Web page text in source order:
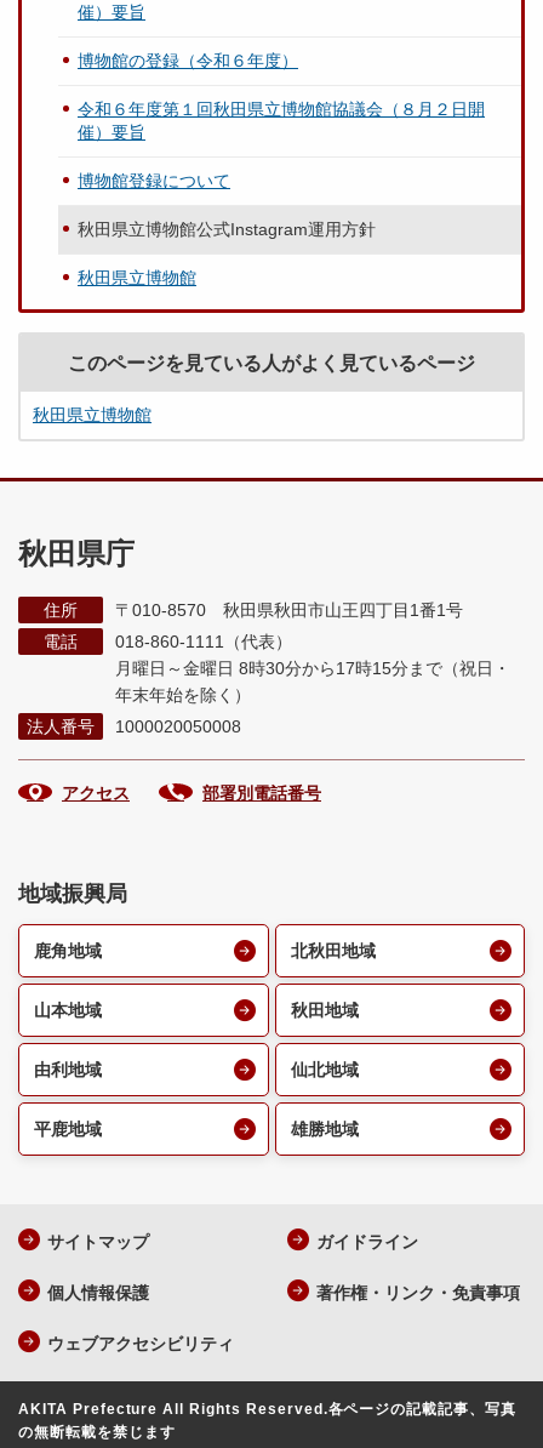
催）要旨
博物館の登録（令和６年度）
令和６年度第１回秋田県立博物館協議会（８月２日開
催）要旨
博物館登録について
秋田県立博物館公式Instagram運用方針
秋田県立博物館
このページを見ている人がよく見ているページ
秋田県立博物館
秋田県庁
住所
〒010-8570 秋田県秋田市山王四丁目1番1号
電話
018-860-1111（代表）
月曜日～金曜日 8時30分から17時15分まで （祝日・
年末年始を除く）
法人番号
1000020050008
アクセス 部署別電話番号
地域振興局
鹿角地域 北秋田地域
山本地域 秋田地域
由利地域 仙北地域
平鹿地域 雄勝地域
サイトマップ ガイドライン
個人情報保護 著作権・リンク・免責事項
ウェブアクセシビリティ
AKITA Prefecture All Rights Reserved.各ページの記載記事、写真
の無断転載を禁じます